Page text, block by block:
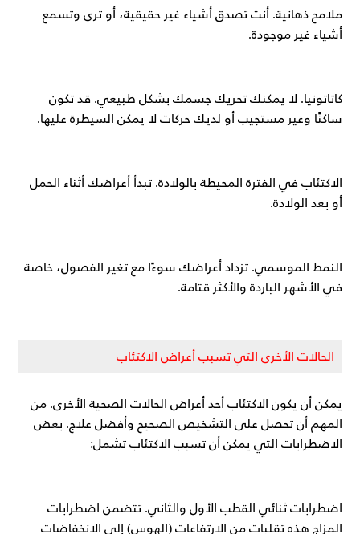
ملامح ذهانية. أنت تصدق أشياء غير حقيقية، أو ترى وتسمع
أشياء غير موجودة.
كاتاتونيا. لا يمكنك تحريك جسمك بشكل طبيعي. قد تكون
ساكنًا وغير مستجيب أو لديك حركات لا يمكن السيطرة عليها.
الاكتئاب في الفترة المحيطة بالولادة. تبدأ أعراضك أثناء الحمل
أو بعد الولادة.
النمط الموسمي. تزداد أعراضك سوءًا مع تغير الفصول، خاصة
في الأشهر الباردة والأكثر قتامة.
الحالات الأخرى التي تسبب أعراض الاكتئاب
يمكن أن يكون الاكتئاب أحد أعراض الحالات الصحية الأخرى. من
المهم أن تحصل على التشخيص الصحيح وأفضل علاج. بعض
الاضطرابات التي يمكن أن تسبب الاكتئاب تشمل:
اضطرابات ثنائي القطب الأول والثاني. تتضمن اضطرابات
المزاج هذه تقلبات من الارتفاعات (الهوس) إلى الانخفاضات